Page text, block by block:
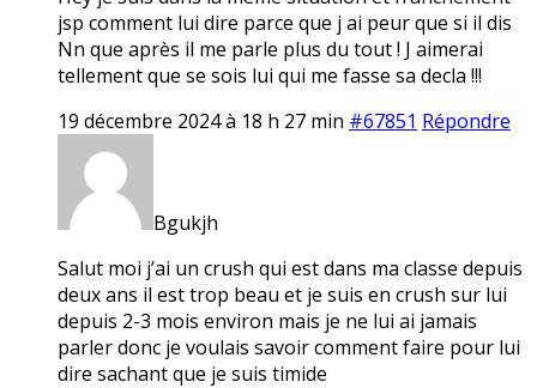
jsp comment lui dire parce que j ai peur que si il dis
Nn que après il me parle plus du tout ! J aimerai
tellement que se sois lui qui me fasse sa decla !!!
19 décembre 2024 à 18 h 27 min #67851 Répondre
Bgukjh
Salut moi j’ai un crush qui est dans ma classe depuis
deux ans il est trop beau et je suis en crush sur lui
depuis 2-3 mois environ mais je ne lui ai jamais
parler donc je voulais savoir comment faire pour lui
dire sachant que je suis timide